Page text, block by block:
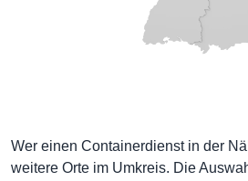
Wer einen Containerdienst in der
weitere Orte im Umkreis. Die